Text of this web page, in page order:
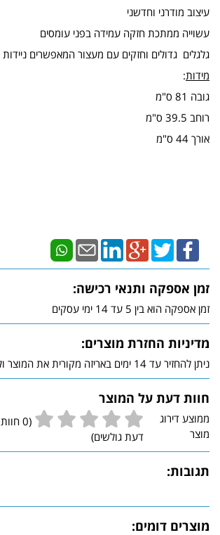
עיצוב מודרני וחדשני
עשוייה ממתכת חזקה עמידה בפני עומסים
גלגלים גדולים וחזקים עם מעצור המאפשרים ניידות
מידות:
גובה 81 ס"מ
רוחב 39.5 ס"מ
אורך 44 ס"מ
זמן אספקה ותנאי רכישה:
זמן אספקה הוא בין 5 עד 14 ימי עסקים
מדיניות החזרת מוצרים:
ניתן להחזיר עד 14 ימים באריזה מקורית את המוצר ולא היה בשימוש
חוות דעת על המוצר
ממוצע דירוג
מוצר
(0 חוות
דעת גולשים)
תגובות:
מוצרים דומים: